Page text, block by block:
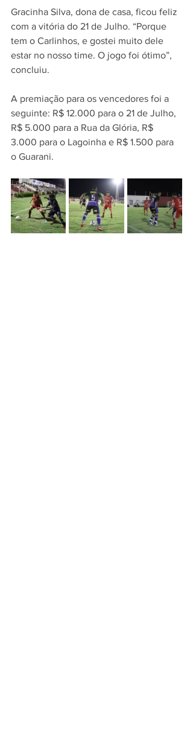
Gracinha Silva, dona de casa, ficou feliz
com a vitória do 21 de Julho. “Porque
tem o Carlinhos, e gostei muito dele
estar no nosso time. O jogo foi ótimo”,
concluiu.
A premiação para os vencedores foi a
seguinte: R$ 12.000 para o 21 de Julho,
R$ 5.000 para a Rua da Glória, R$
3.000 para o Lagoinha e R$ 1.500 para
o Guarani.